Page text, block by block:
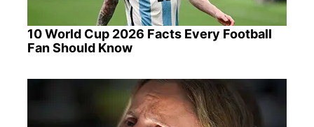
10 World Cup 2026 Facts Every Football
Fan Should Know